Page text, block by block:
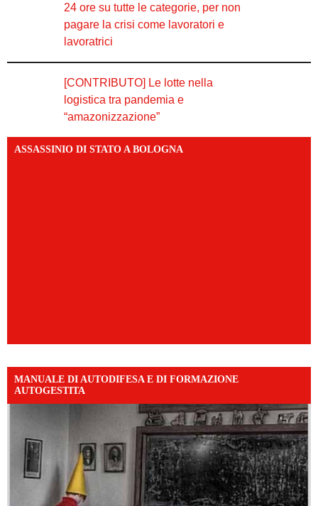
24 ore su tutte le categorie, per non
pagare la crisi come lavoratori e
lavoratrici
[CONTRIBUTO] Le lotte nella
logistica tra pandemia e
“amazonizzazione”
ASSASSINIO DI STATO A BOLOGNA
MANUALE DI AUTODIFESA E DI FORMAZIONE
AUTOGESTITA